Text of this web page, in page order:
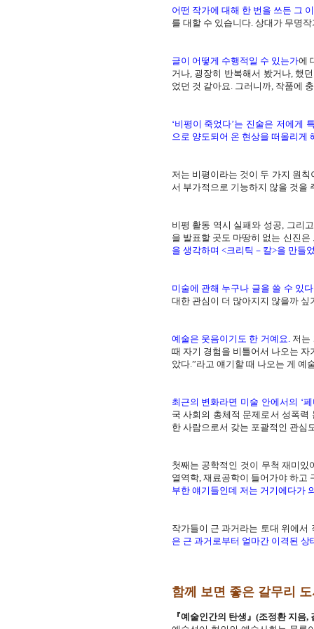
어떤 작가에 대해 한 번을 쓰든 그
를 대할 수 있습니다. 상대가 무명
글이 어떻게 수행적일 수 있는가에
거나, 굉장히 반복해서 봤거나, 했
었던 것 같아요. 그러니까, 작품에
‘비평이 죽었다’는 진술은 저에게
으로 양도되어 온 현상을 떠올리게
저는 비평이라는 것이 두 가지 원칙
서 부가적으로 기능하지 않을 것을
비평 활동 역시 실패와 성공, 그리
을 발표할 곳도 마땅히 없는 신진
을 생각하며 <크리틱－칼>을 만들
미술에 관해 누구나 글을 쓸 수 있
대한 관심이 더 많아지지 않을까 싶
예술은 웃음이기도 한 거예요. 저는
때 자기 경험을 비틀어서 나오는
았다.”라고 얘기할 때 나오는 게 예
최근의 변화라면 미술 안에서의 ‘
국 사회의 총체적 문제로서 성폭
한 사람으로서 갖는 포괄적인 관심
첫째는 공학적인 것이 무척 재미
열역학, 재료공학이 들어가야 하
부한 얘기들인데 저는 거기에다가
작가들이 근 과거라는 토대 위에서
은 근 과거로부터 얼마간 이격된
함께 보면 좋은 갈무리
『예술인간의 탄생』(조정환 지음,